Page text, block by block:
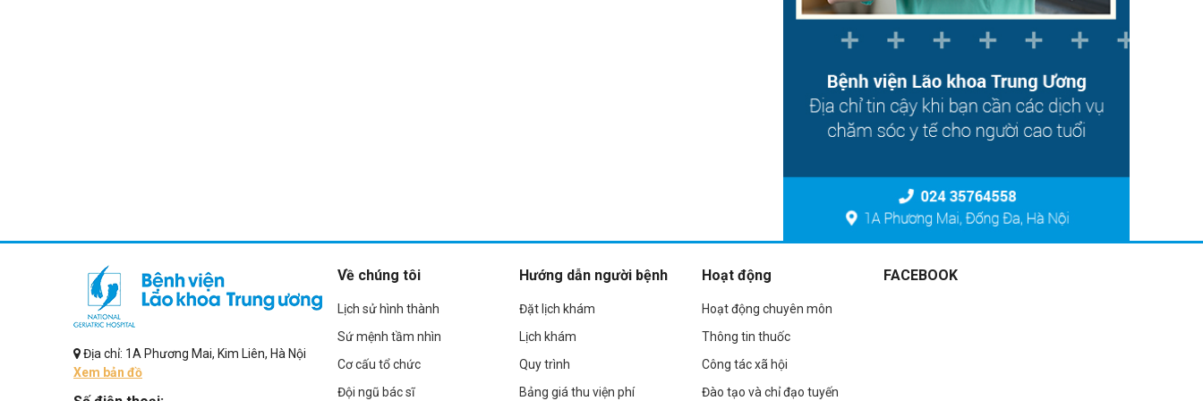
Địa chỉ: 1A Phương Mai, Kim Liên, Hà Nội
Xem bản đồ
Về chúng tôi
Lịch sử hình thành
Sứ mệnh tầm nhìn
Cơ cấu tổ chức
Đội ngũ bác sĩ
Hướng dẫn người bệnh
Đặt lịch khám
Lịch khám
Quy trình
Bảng giá thu viện phí
Hoạt động
Hoạt động chuyên môn
Thông tin thuốc
Công tác xã hội
Đào tạo và chỉ đạo tuyến
FACEBOOK